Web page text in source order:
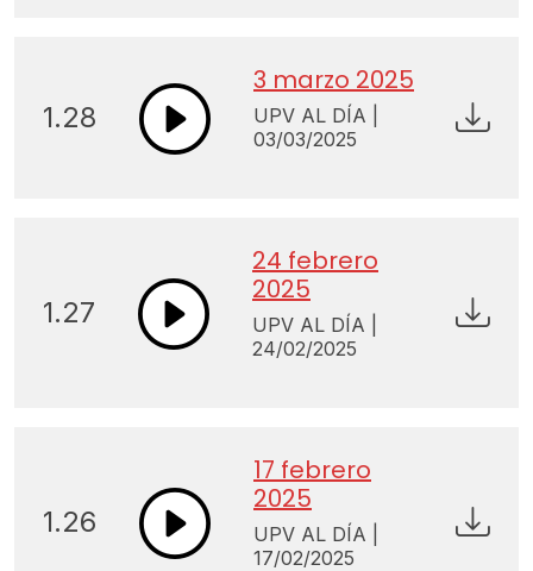
1.28
3 marzo 2025
UPV AL DÍA |
03/03/2025
1.27
24 febrero
2025
UPV AL DÍA |
24/02/2025
1.26
17 febrero
2025
UPV AL DÍA |
17/02/2025